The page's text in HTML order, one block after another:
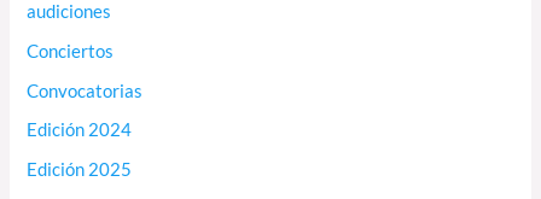
audiciones
Conciertos
Convocatorias
Edición 2024
Edición 2025